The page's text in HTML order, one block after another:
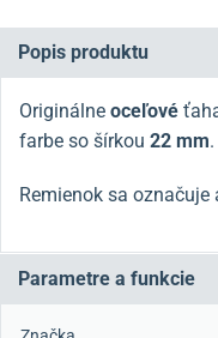
Popis produktu
Originálne oceľové
farbe so šírkou 22 mm.
Remienok sa označuje
Parametre a funkcie